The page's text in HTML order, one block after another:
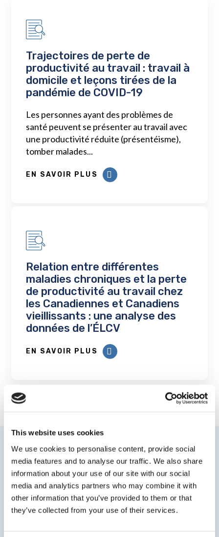
This website uses cookies
We use cookies to personalise content, provide social
media features and to analyse our traffic. We also share
information about your use of our site with our social
media and analytics partners who may combine it with
other information that you’ve provided to them or that
they’ve collected from your use of their services.
Trajectoires de perte de
productivité au travail : travail à
domicile et leçons tirées de la
pandémie de COVID-19
Les personnes ayant des problèmes de
santé peuvent se présenter au travail avec
une productivité réduite (présentéisme),
tomber malades...
EN SAVOIR PLUS
Relation entre différentes
maladies chroniques et la perte
de productivité au travail chez
les Canadiennes et Canadiens
vieillissants : une analyse des
données de l’ÉLCV
EN SAVOIR PLUS
Abonnez-vous à notre
infolettre